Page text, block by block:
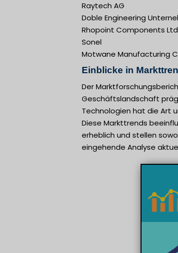
Raytech AG
Doble Engineering
Rhopoint Components
Sonel
Motwane Manufacturing
Einblicke in
Der
Geschäftslandschaft
Technologien hat die Art
Diese Markttrends
erheblich und stellen
eingehende Analyse